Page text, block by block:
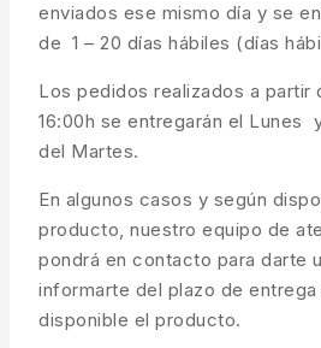
enviados ese mismo día y se
de 1 – 20 días hábiles (días
Los pedidos realizados a partir
16:00h se entregarán el Lunes
del Martes.
En algunos casos y según
producto, nuestro equipo de
pondrá en contacto para darte
informarte del plazo de
disponible el producto.